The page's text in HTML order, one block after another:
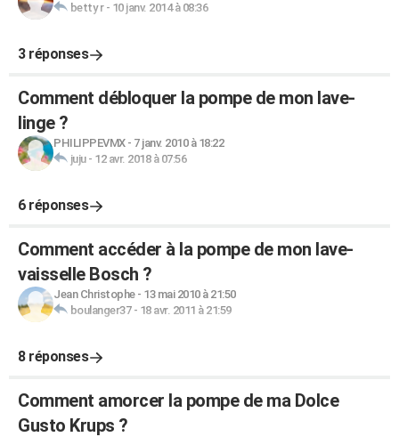
betty r- 10 janv. 2014 à 08:36
3 réponses
Comment débloquer la pompe de mon lave-
linge ?
PHILIPPEVMX- 7 janv. 2010 à 18:22
juju- 12 avr. 2018 à 07:56
6 réponses
Comment accéder à la pompe de mon lave-
vaisselle Bosch ?
Jean Christophe- 13 mai 2010 à 21:50
boulanger37- 18 avr. 2011 à 21:59
8 réponses
Comment amorcer la pompe de ma Dolce
Gusto Krups ?